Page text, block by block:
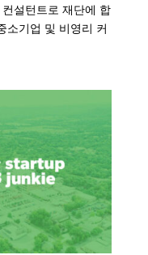
설턴트로 재단에 합
소기업 및 비영리 커